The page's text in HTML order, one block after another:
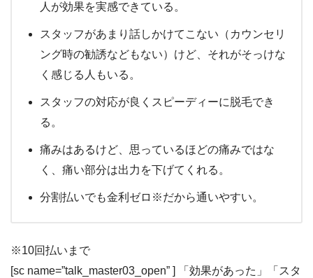
人が効果を実感できている。
スタッフがあまり話しかけてこない（カウンセリ
ング時の勧誘などもない）けど、それがそっけな
く感じる人もいる。
スタッフの対応が良くスピーディーに脱毛でき
る。
痛みはあるけど、思っているほどの痛みではな
く、痛い部分は出力を下げてくれる。
分割払いでも金利ゼロ※だから通いやすい。
※10回払いまで
[sc name=”talk_master03_open” ]
「効果があった」「スタ